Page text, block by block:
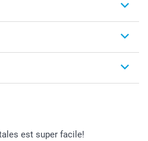
photo
déco & bonbons
est super facile!